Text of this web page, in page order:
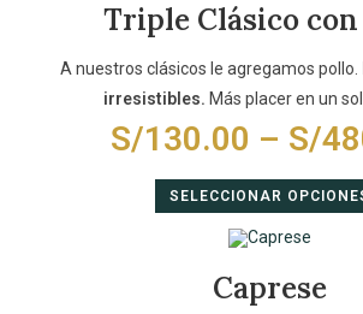
Triple Clásico
A nuestros clásicos le agregamos pollo.
irresistibles. Más placer en un
S/130.00 – S/
SELECCIONAR
Caprese